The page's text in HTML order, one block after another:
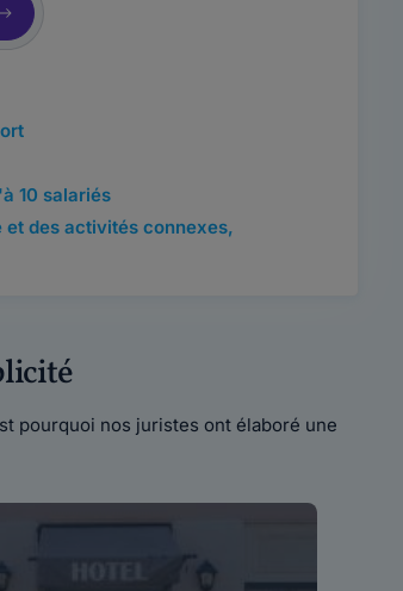
10 salariés
des activités connexes,
pourquoi nos juristes ont élaboré une